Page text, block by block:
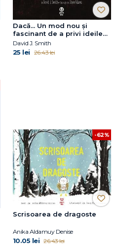
Dacă... Un mod nou și
fascinant de a privi ideile
mărețe și numerele
David J. Smith
25 lei 26.43 lei
-62%
Scrisoarea de dragoste
Anika Aldamuy Denise
10.05 lei 26.43 lei